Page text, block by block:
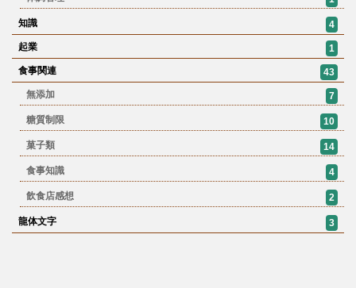
知識
4
起業
1
食事関連
43
無添加
7
糖質制限 10
菓子類 14
食事知識 4
飲食店感想 2
龍体文字 3